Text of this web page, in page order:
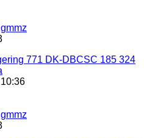
gmmz
771 DK-DBCSC 185 324
gmmz